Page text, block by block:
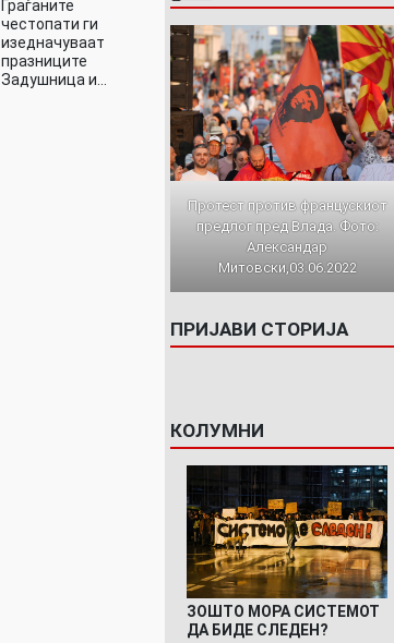
Граѓаните
честопати ги
изедначуваат
празниците
Задушница и…
Протест против францускиот
предлог пред Влада. Фото:
Александар
Митовски,03.06.2022
ПРИЈАВИ СТОРИЈА
КОЛУМНИ
ЗОШТО МОРА СИСТЕМОТ
ДА БИДЕ СЛЕДЕН?